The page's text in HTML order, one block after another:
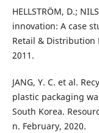
HELLSTRÖM, D.;
innovation: A case
Retail & Distribution
2011.
JANG, Y. C. et al.
plastic packaging
South Korea.
n. February, 2020.